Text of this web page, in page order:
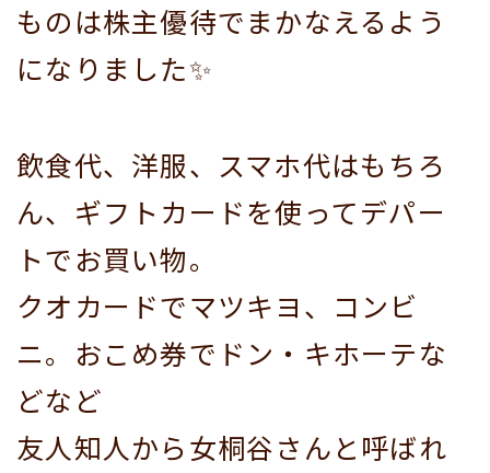
ものは株主優待でまかなえるよう
になりました✨
飲食代、洋服、スマホ代はもちろ
ん、ギフトカードを使ってデパー
トでお買い物。
クオカードでマツキヨ、コンビ
ニ。おこめ券でドン・キホーテな
どなど
友人知人から女桐谷さんと呼ばれ